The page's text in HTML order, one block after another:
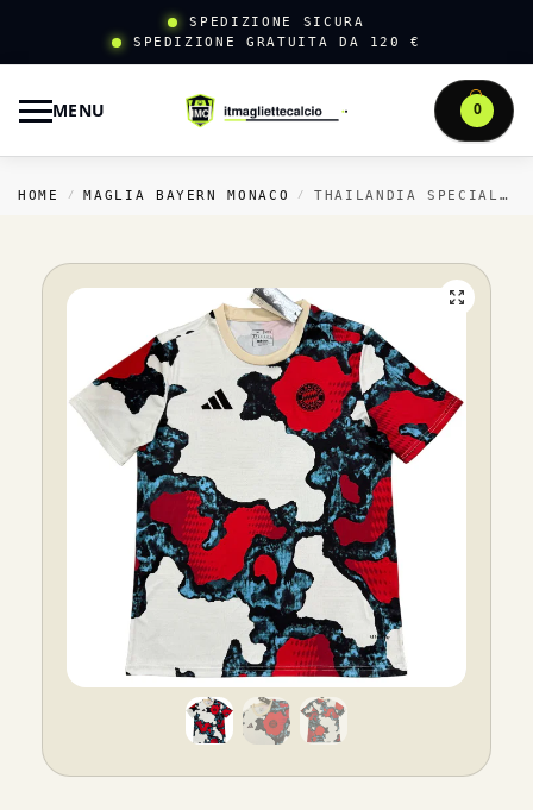
SPEDIZIONE SICURA
SPEDIZIONE GRATUITA DA 120 €
MENU 0
HOME / MAGLIA BAYERN MONACO / THAILANDIA SPECIALE MAGLIA BAYERN MÜNCHEN 2025 2026 GIALLO ROSSO